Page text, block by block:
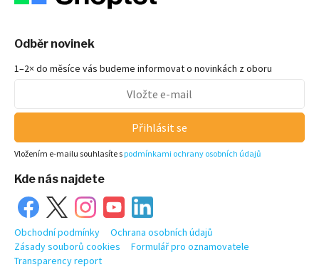
Odběr novinek
1–2× do měsíce vás budeme informovat o novinkách z oboru
Přihlásit se
Vložením e-mailu souhlasíte s podmínkami ochrany osobních údajů
Kde nás najdete
Obchodní podmínky
Ochrana osobních údajů
Zásady souborů cookies
Formulář pro oznamovatele
Transparency report